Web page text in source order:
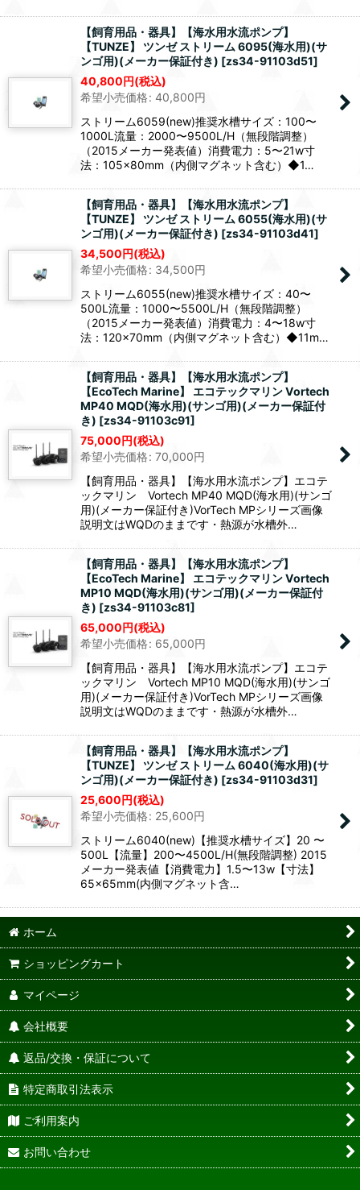
【飼育用品・器具】【海水用水流ポンプ】
【TUNZE】 ツンゼ ストリーム 6095(海水用)(サ
ンゴ用)(メーカー保証付き) [zs34-91103d51]
40,800円(税込)
希望小売価格: 40,800円
ストリーム6059(new)推奨水槽サイズ：100〜
1000L流量：2000〜9500L/H（無段階調整）
（2015メーカー発表値）消費電力：5〜21w寸
法：105×80mm（内側マグネット含む）◆1…
【飼育用品・器具】【海水用水流ポンプ】
【TUNZE】 ツンゼ ストリーム 6055(海水用)(サ
ンゴ用)(メーカー保証付き) [zs34-91103d41]
34,500円(税込)
希望小売価格: 34,500円
ストリーム6055(new)推奨水槽サイズ：40〜
500L流量：1000〜5500L/H（無段階調整）
（2015メーカー発表値）消費電力：4〜18w寸
法：120×70mm（内側マグネット含む）◆11m…
【飼育用品・器具】【海水用水流ポンプ】
【EcoTech Marine】 エコテックマリン Vortech
MP40 MQD(海水用)(サンゴ用)(メーカー保証付
き) [zs34-91103c91]
75,000円(税込)
希望小売価格: 70,000円
【飼育用品・器具】【海水用水流ポンプ】エコテ
ックマリン Vortech MP40 MQD(海水用)(サンゴ
用)(メーカー保証付き)VorTech MPシリーズ画像
説明文はWQDのままです・熱源が水槽外…
【飼育用品・器具】【海水用水流ポンプ】
【EcoTech Marine】 エコテックマリン Vortech
MP10 MQD(海水用)(サンゴ用)(メーカー保証付
き) [zs34-91103c81]
65,000円(税込)
希望小売価格: 65,000円
【飼育用品・器具】【海水用水流ポンプ】エコテ
ックマリン Vortech MP10 MQD(海水用)(サンゴ
用)(メーカー保証付き)VorTech MPシリーズ画像
説明文はWQDのままです・熱源が水槽外…
【飼育用品・器具】【海水用水流ポンプ】
【TUNZE】 ツンゼ ストリーム 6040(海水用)(サ
ンゴ用)(メーカー保証付き) [zs34-91103d31]
25,600円(税込)
希望小売価格: 25,600円
ストリーム6040(new)【推奨水槽サイズ】20 〜
500L【流量】200〜4500L/H(無段階調整) 2015
メーカー発表値【消費電力】1.5〜13w【寸法】
65×65mm(内側マグネット含…
ホーム
ショッピングカート
マイページ
会社概要
返品/交換・保証について
特定商取引法表示
ご利用案内
お問い合わせ